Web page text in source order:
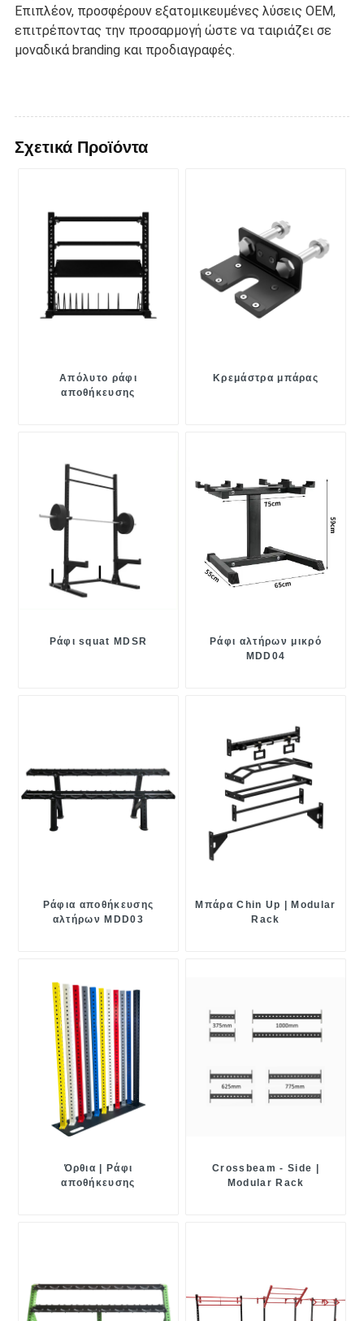
Επιπλέον, προσφέρουν εξατομικευμένες λύσεις OEM,
επιτρέποντας την προσαρμογή ώστε να ταιριάζει σε
μοναδικά branding και προδιαγραφές.
Σχετικά Προϊόντα
Απόλυτο ράφι
αποθήκευσης
Κρεμάστρα μπάρας
Ράφι squat MDSR
Ράφι αλτήρων μικρό
MDD04
Ράφια αποθήκευσης
αλτήρων MDD03
Μπάρα Chin Up | Modular
Rack
Όρθια | Ράφι
αποθήκευσης
Crossbeam - Side |
Modular Rack